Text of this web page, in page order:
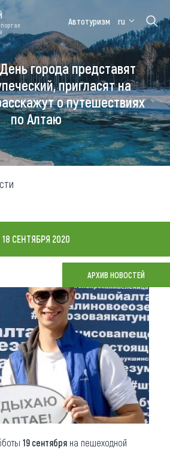
Медицинский
форум
Алтайская
зимовка
Автотуризм ru
города представят
пригласят на
о путешествиях
по Алтаю
18 СЕНТЯБРЯ 2020
АРХИВ НОВОСТЕЙ
19 сентября на пешеходной